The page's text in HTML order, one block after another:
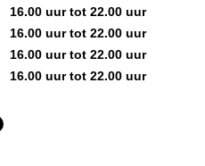
16.00 uur tot 22.00 uur
16.00 uur tot 22.00 uur
16.00 uur tot 22.00 uur
16.00 uur tot 22.00 uur